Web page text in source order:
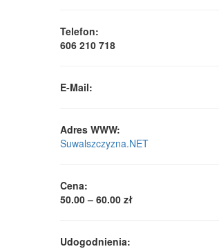
Telefon:
606 210 718
E-Mail:
Adres WWW:
Suwalszczyzna.NET
Cena:
50.00 – 60.00 zł
Udogodnienia: